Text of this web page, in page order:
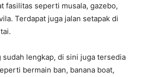
fasilitas seperti musala, gazebo,
Terdapat juga jalan setapak di
sudah lengkap, di sini juga tersedia
bermain ban, banana boat,